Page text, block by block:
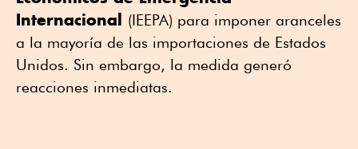
Internacional (IEEPA) para imponer aranceles
a la mayoría de las importaciones de Estados
Unidos. Sin embargo, la medida generó
reacciones inmediatas.